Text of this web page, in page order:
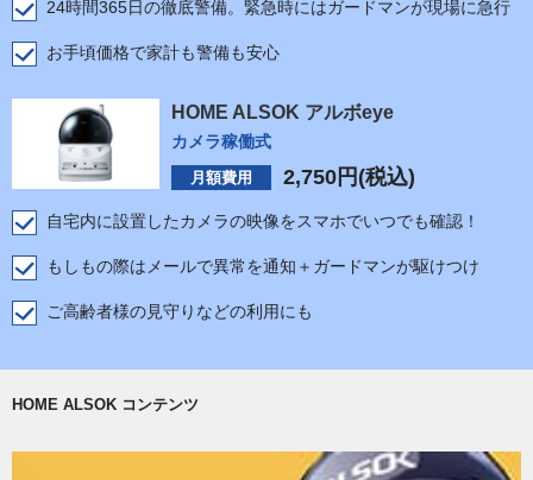
24時間365日の徹底警備。緊急時にはガードマンが現場に急行
お手頃価格で家計も警備も安心
HOME ALSOK アルボeye
カメラ稼働式
月額費用 2,750 円(税込)
自宅内に設置したカメラの映像をスマホでいつでも確認！
もしもの際はメールで異常を通知＋ガードマンが駆けつけ
ご高齢者様の見守りなどの利用にも
HOME ALSOK コンテンツ